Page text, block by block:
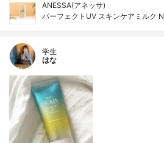
ANESSA(アネッサ)
パーフェクトUV スキンケアミルク N
学生
はな